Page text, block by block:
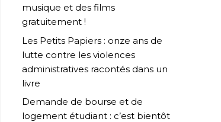
musique et des films
gratuitement !
Les Petits Papiers : onze ans de
lutte contre les violences
administratives racontés dans un
livre
Demande de bourse et de
logement étudiant : c’est bientôt